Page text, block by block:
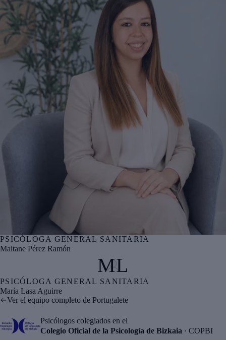
Nº col. COPBI BI05996
PSICÓLOGA GENERAL SANITARIA
Maitane Pérez Ramón
ML
Nº col. COPBI BI06335
PSICÓLOGA GENERAL SANITARIA
María Lasa Aguirre
Ver el equipo completo de Portugalete
Psicólogos colegiados en el
Colegio Oficial de la Psicología de Bizkaia · COPBI